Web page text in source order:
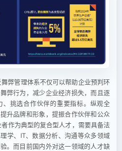
弊管理体系不仅可以帮助企业预判环
弊行为，减少企业经济损失，而且逐
挑选合作伙伴的重要指标。纵观全
升品牌和形象，提振合作伙伴和公众
作为典型的复合型人才，需要具备法
学、IT、数据分析、沟通等众多领域
。而目前国内外对这一领域的人才缺